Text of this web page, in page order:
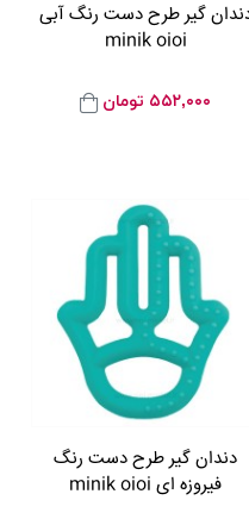
گیر طرح دست رنگ آبی
minik oioi
۵۵۲,۰۰۰ تومان
دندان گیر طرح دست رنگ
فیروزه ای minik oioi